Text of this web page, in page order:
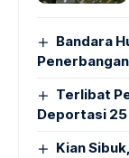
Bandara
Terlibat
Deportasi 25
Kian